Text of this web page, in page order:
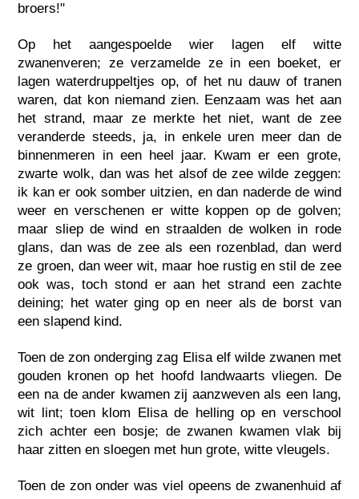
broers!"
Op het aangespoelde wier lagen elf witte
zwanenveren; ze verzamelde ze in een boeket, er
lagen waterdruppeltjes op, of het nu dauw of tranen
waren, dat kon niemand zien. Eenzaam was het aan
het strand, maar ze merkte het niet, want de zee
veranderde steeds, ja, in enkele uren meer dan de
binnenmeren in een heel jaar. Kwam er een grote,
zwarte wolk, dan was het alsof de zee wilde zeggen:
ik kan er ook somber uitzien, en dan naderde de wind
weer en verschenen er witte koppen op de golven;
maar sliep de wind en straalden de wolken in rode
glans, dan was de zee als een rozenblad, dan werd
ze groen, dan weer wit, maar hoe rustig en stil de zee
ook was, toch stond er aan het strand een zachte
deining; het water ging op en neer als de borst van
een slapend kind.
Toen de zon onderging zag Elisa elf wilde zwanen met
gouden kronen op het hoofd landwaarts vliegen. De
een na de ander kwamen zij aanzweven als een lang,
wit lint; toen klom Elisa de helling op en verschool
zich achter een bosje; de zwanen kwamen vlak bij
haar zitten en sloegen met hun grote, witte vleugels.
Toen de zon onder was viel opeens de zwanenhuid af